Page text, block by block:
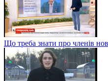
Що треба знати про членів